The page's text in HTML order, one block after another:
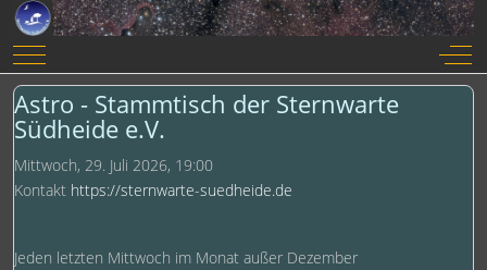
Mobile Menu Toggle Off-
Astro - Stammtisch der Sternwarte
Südheide e.V.
Mittwoch, 29. Juli 2026, 19:00
Kontakt https://sternwarte-suedheide.de
Jeden letzten Mittwoch im Monat außer Dezember